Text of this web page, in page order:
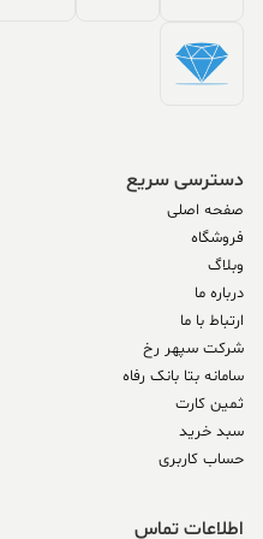
دسترسی سریع
صفحه اصلی
فروشگاه
وبلاگ
درباره ما
ارتباط با ما
شرکت سپهر رخ
سامانه بتا بانک رفاه
ثمین کارت
سبد خرید
حساب کاربری
اطلاعات تماس